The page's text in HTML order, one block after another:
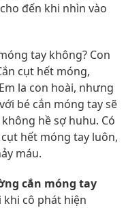
đến khi nhìn vào
tay không? Con
cụt hết móng,
la con hoài, nhưng
bé cắn móng tay sẽ
hề sợ huhu. Có
hết móng tay luôn,
máu.
cắn móng tay
khi cô phát hiện